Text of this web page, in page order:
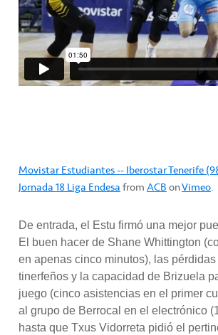
Movistar Estudiantes -- Iberostar Tenerife
Jornada 18 Liga EndesafromACBonVimeo.
De entrada, el Estu firmó una mejor
El buen hacer de Shane Whittington
en apenas cinco minutos), las
tinerfeños y la capacidad de Brizuela
juego (cinco asistencias en el primer
al grupo de Berrocal en el electrónico
hasta que Txus Vidorreta pidió el